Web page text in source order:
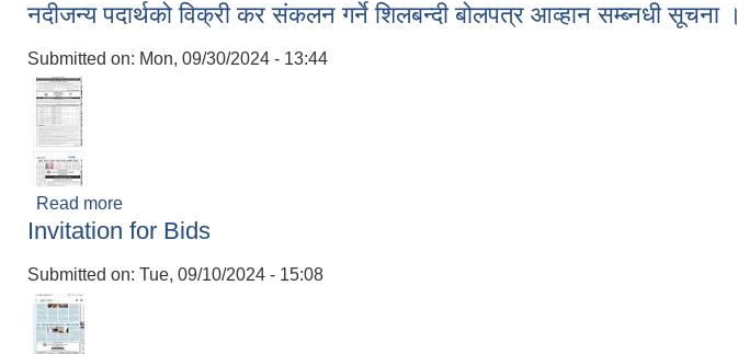
नदीजन्य पदार्थको विक्री कर संकलन गर्ने शिलबन्दी बोलपत्र आव्हान सम्ब्नधी सूचना ।
Submitted on: Mon, 09/30/2024 - 13:44
Read more
Invitation for Bids
Submitted on: Tue, 09/10/2024 - 15:08